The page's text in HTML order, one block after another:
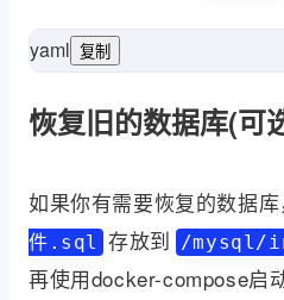
yaml 复制
恢复旧的数据库(可
如果你有需要恢复的数据
件.sql
存放到 /
再使用docker-compose启